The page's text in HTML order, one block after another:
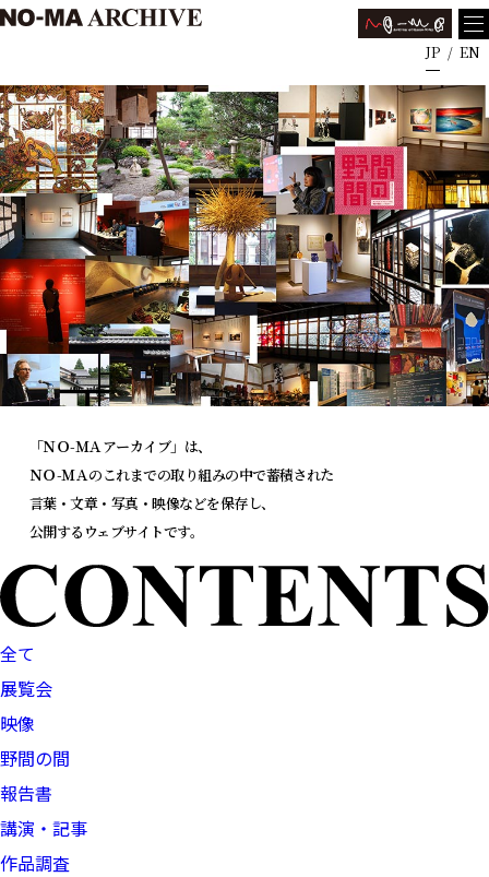
JP EN
「ＮＯ-ＭＡアーカイブ」は、
ＮＯ-ＭＡのこれまでの取り組みの中で蓄積された
言葉・文章・写真・映像などを保存し、
公開するウェブサイトです。
全て
展覧会
映像
野間の間
報告書
講演・記事
作品調査